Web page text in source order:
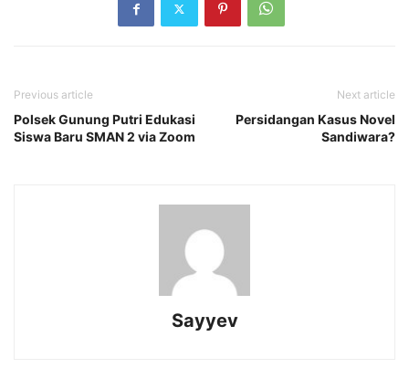
Previous article
Polsek Gunung Putri Edukasi
Siswa Baru SMAN 2 via Zoom
Next article
Persidangan Kasus Novel
Sandiwara?
Sayyev